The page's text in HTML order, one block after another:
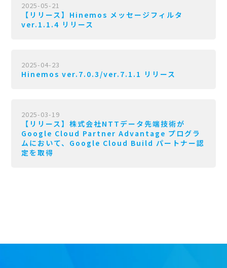
2025-05-21
【リリース】Hinemos メッセージフィルタ
ver.1.1.4 リリース
2025-04-23
Hinemos ver.7.0.3/ver.7.1.1 リリース
2025-03-19
【リリース】株式会社NTTデータ先端技術が
Google Cloud Partner Advantage プログラ
ムにおいて、Google Cloud Build パートナー認
定を取得